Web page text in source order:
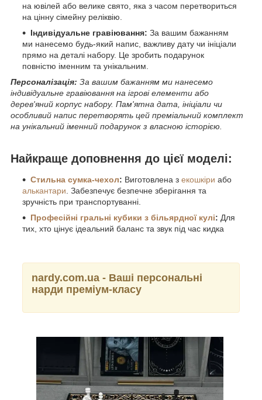
на ювілей або велике свято, яка з часом перетвориться
на цінну сімейну реліквію.
Індивідуальне гравіювання: За вашим бажанням
ми нанесемо будь-який напис, важливу дату чи ініціали
прямо на деталі набору. Це зробить подарунок
повністю іменним та унікальним.
Персоналізація: За вашим бажанням ми нанесемо
індивідуальне гравіювання на ігрові елементи або
дерев'яний корпус набору. Пам'ятна дата, ініціали чи
особливий напис перетворять цей преміальний комплект
на унікальний іменний подарунок з власною історією.
Найкраще доповнення до цієї моделі:
Стильна сумка-чехол: Виготовлена з екошкіри або
алькантари . Забезпечує безпечне зберігання та
зручність при транспортуванні.
Професійні гральні кубики з більярдної кулі: Для
тих, хто цінує ідеальний баланс та звук під час кидка
nardy.com.ua - Ваші персональні
нарди преміум-класу